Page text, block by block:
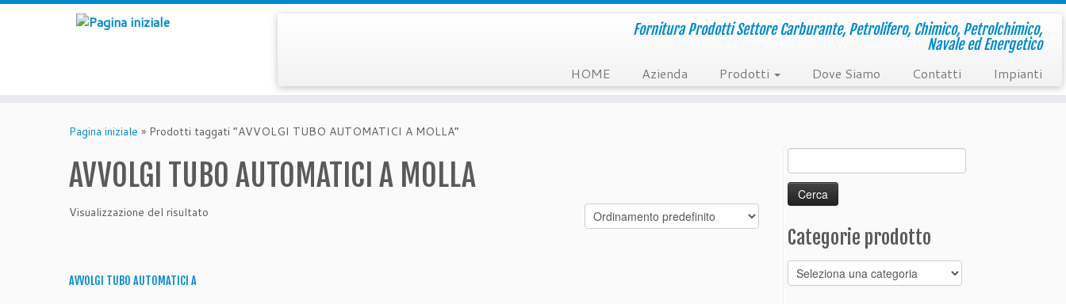
Fornitura Prodotti Settore Carburante, Petrolifero, Chimico, Petrolchimico,
Navale ed Energetico
HOME Azienda Prodotti Dove Siamo Contatti Impianti
Pagina iniziale » Prodotti taggati “AVVOLGI TUBO AUTOMATICI A MOLLA”
AVVOLGI TUBO AUTOMATICI A MOLLA
Visualizzazione del risultato
AVVOLGI TUBO AUTOMATICI A
per:
Categorie prodotto